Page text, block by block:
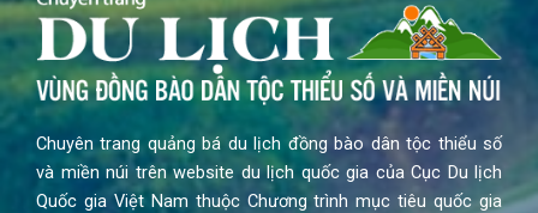
Chuyên trang quảng bá du lịch đồng bào dân tộc thiểu số
và miền núi trên website du lịch quốc gia của Cục Du lịch
Quốc gia Việt Nam thuộc Chương trình mục tiêu quốc gia